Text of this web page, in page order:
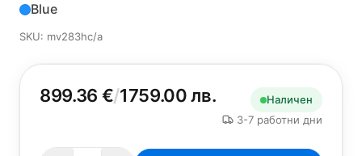
Blue
SKU: mv283hc/a
899.36 €/1759.00 лв.
Наличен
3-7 работни дни